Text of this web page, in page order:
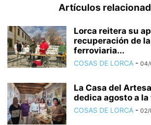
Artículos
Lorca reitera su
recuperación de
ferroviaria...
COSAS DE LORCA - 04/
La Casa del
dedica agosto a la
COSAS DE LORCA - 02/